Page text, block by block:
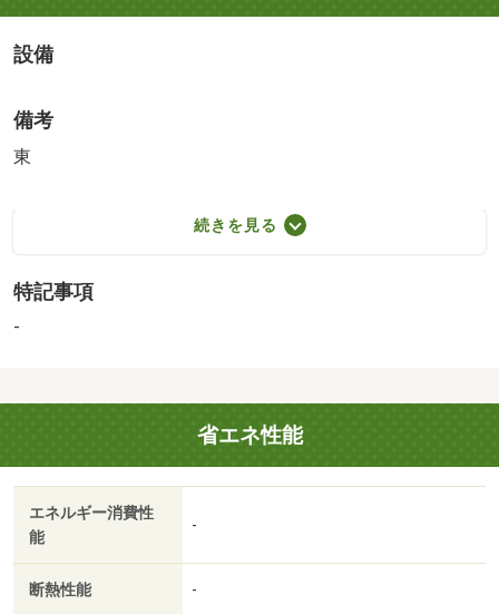
設備
備考
東
続きを見る
特記事項
-
省エネ性能
エネルギー消費性
能
-
断熱性能 -